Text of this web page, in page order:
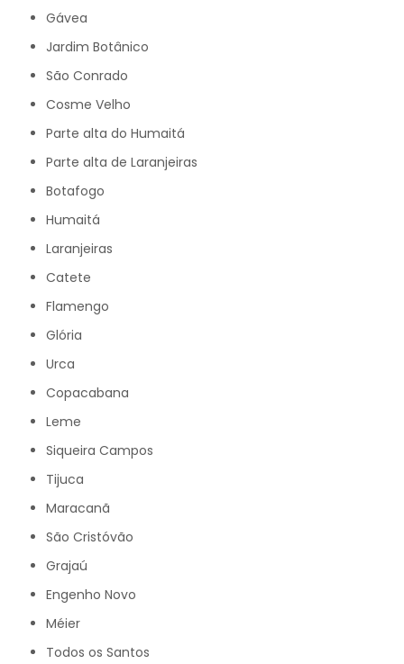
Gávea
Jardim Botânico
São Conrado
Cosme Velho
Parte alta do Humaitá
Parte alta de Laranjeiras
Botafogo
Humaitá
Laranjeiras
Catete
Flamengo
Glória
Urca
Copacabana
Leme
Siqueira Campos
Tijuca
Maracanã
São Cristóvão
Grajaú
Engenho Novo
Méier
Todos os Santos